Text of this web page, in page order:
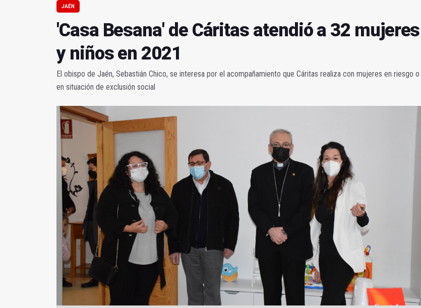
JAÉN
'Casa Besana' de Cáritas atendió a 32 mujeres
y niños en 2021
El obispo de Jaén, Sebastián Chico, se interesa por el acompañamiento que Cáritas realiza con mujeres en riesgo o
en situación de exclusión social